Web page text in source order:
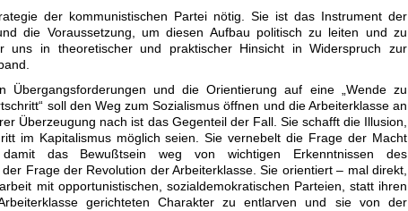
der kommunistischen Partei nötig. Sie ist das Instrument der
die Voraussetzung, um diesen Aufbau politisch zu leiten und zu
uns in theoretischer und praktischer Hinsicht in Widerspruch zur
Übergangsforderungen und die Orientierung auf eine „Wende zu
soll den Weg zum Sozialismus öffnen und die Arbeiterklasse an
Überzeugung nach ist das Gegenteil der Fall. Sie schafft die Illusion,
im Kapitalismus möglich seien. Sie vernebelt die Frage der Macht
das Bewußtsein weg von wichtigen Erkenntnissen des
Frage der Revolution der Arbeiterklasse. Sie orientiert – mal direkt,
mit opportunistischen, sozialdemokratischen Parteien, statt ihren
gerichteten Charakter zu entlarven und sie von der